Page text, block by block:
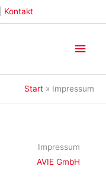
Kontakt
Start Impressum
Impressum
AVIE GmbH